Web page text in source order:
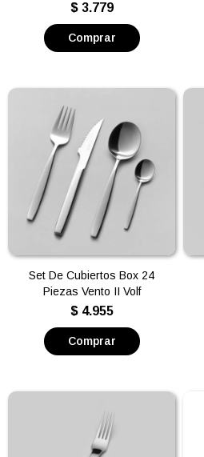
$ 3.779
Set De Cubiertos Box 24
Piezas Vento II Volf
$ 4.955